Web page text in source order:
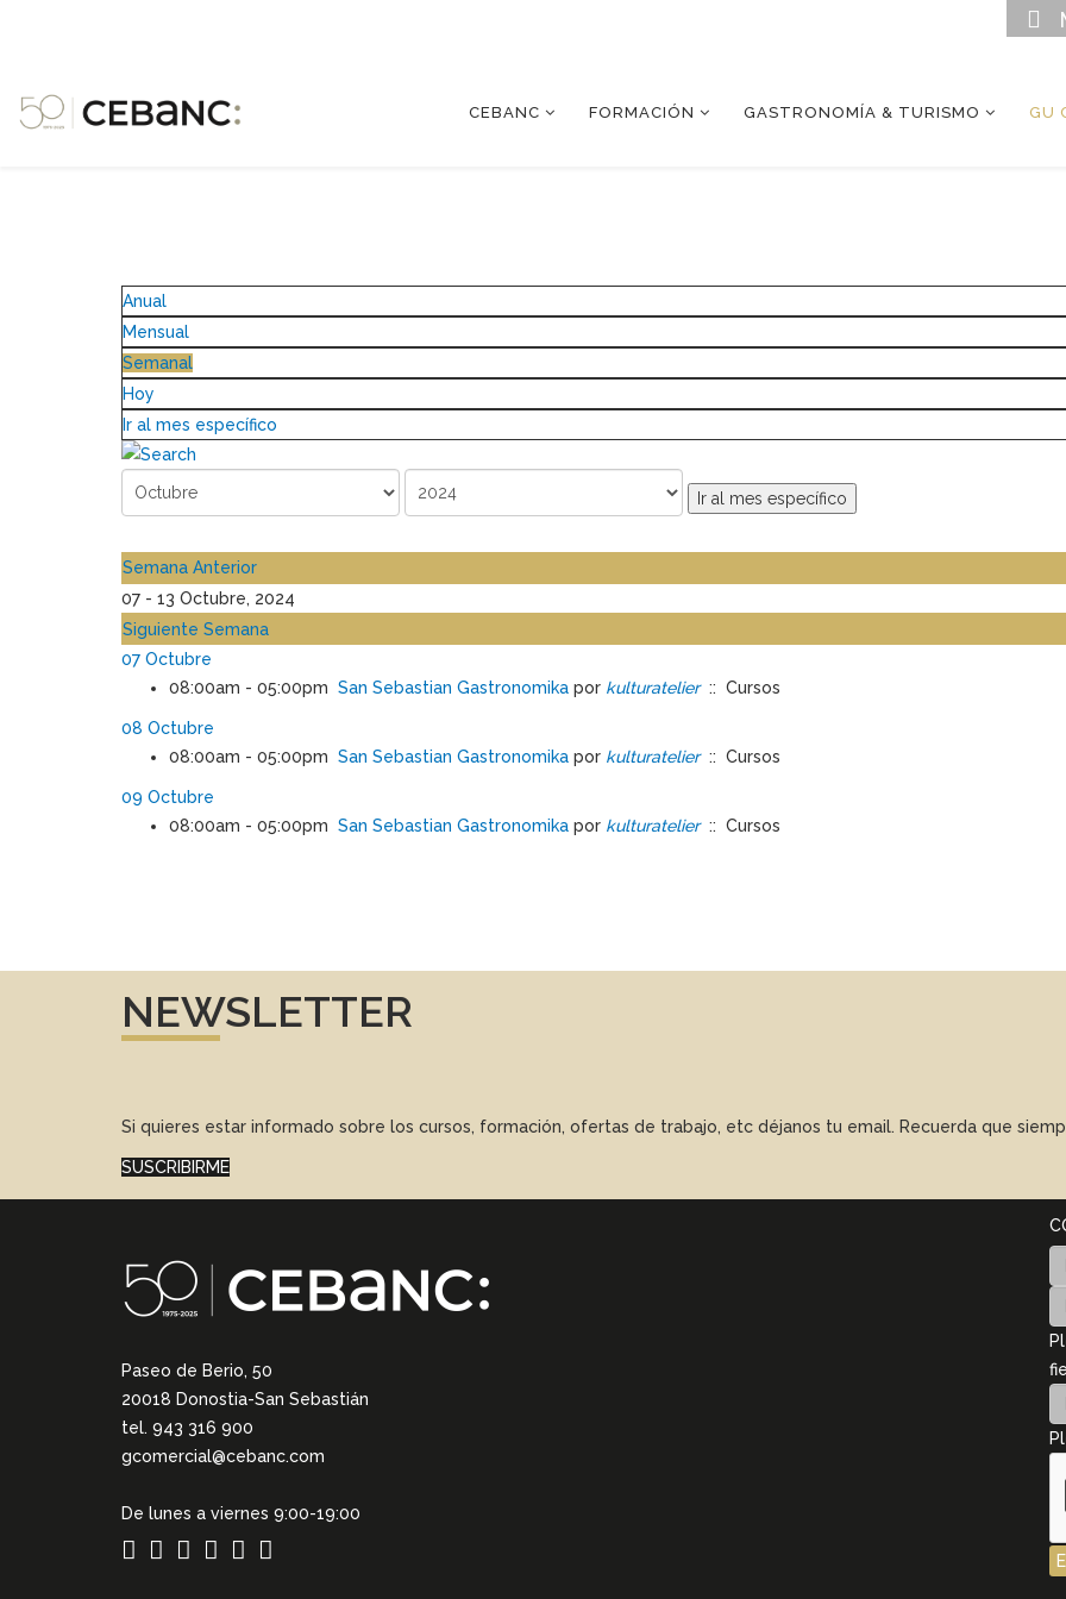
CEBANC FORMACIÓN GASTRONOMÍA & TURISMO GU
Anual
Mensual
Semanal
Hoy
Ir al mes específico
Ir al mes específico
Semana Anterior
07 - 13 Octubre, 2024
Siguiente Semana
07 Octubre
08:00am - 05:00pm San Sebastian Gastronomika por kulturatelier:: Cursos
08 Octubre
08:00am - 05:00pm San Sebastian Gastronomika por kulturatelier:: Cursos
09 Octubre
08:00am - 05:00pm San Sebastian Gastronomika por kulturatelier:: Cursos
NEWSLETTER
Si quieres estar informado sobre los cursos, formación, ofertas de trabajo, etc déjanos tu email. Recuerda que
SUSCRIBIRME
Paseo de Berio, 50
20018 Donostia-San Sebastián
tel. 943 316 900
gcomercial@cebanc.com
De lunes a viernes 9:00-19:00